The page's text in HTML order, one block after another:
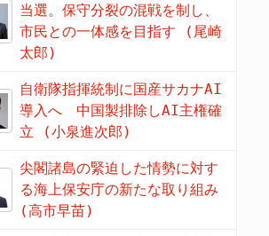
当選。保守分裂の混戦を制し、
市民との一体感を目指す (尾崎
太郎)
自衛隊指揮統制に国産サカナAI
導入へ 中国製排除しAI主権確
立 (小泉進次郎)
尖閣諸島の緊迫した情勢に対す
る海上保安庁の新たな取り組み
(高市早苗)